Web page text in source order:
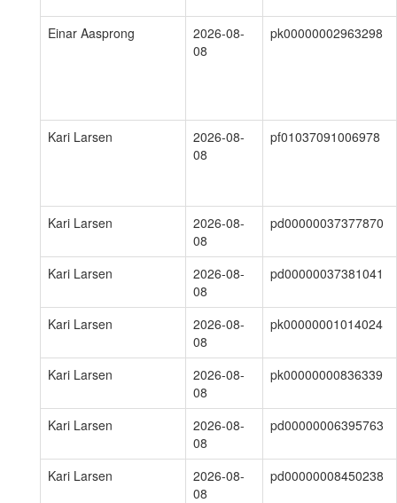
Einar Aasprong
2026-08-
08
pk00000002963298
Kari Larsen
2026-08-
08
pf01037091006978
Kari Larsen
2026-08-
08
pd00000037377870
Kari Larsen
2026-08-
08
pd00000037381041
Kari Larsen
2026-08-
08
pk00000001014024
Kari Larsen
2026-08-
08
pk00000000836339
Kari Larsen
2026-08-
08
pd00000006395763
Kari Larsen
2026-08-
08
pd00000008450238